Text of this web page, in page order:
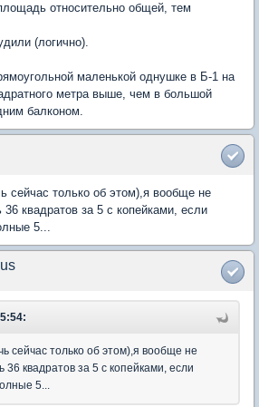
относительно общей, тем
(логично).
маленькой однушке в Б-1 на
метра выше, чем в большой
балконом.
сейчас только об этом),я вообще не
квадратов за 5 с копейками, если
5...
сейчас только об этом),я вообще не
квадратов за 5 с копейками, если
5...